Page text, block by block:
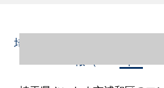
埼玉県さいたま市浦和区の